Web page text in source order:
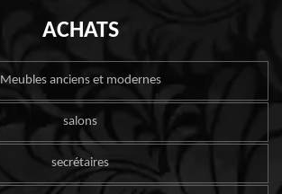
ACHATS
Meubles anciens et modernes
salons
secrétaires